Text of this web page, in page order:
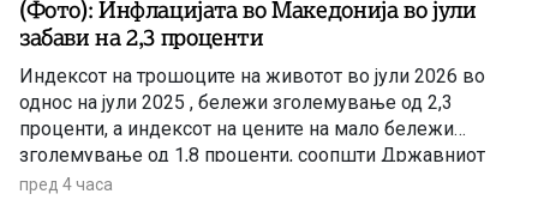
(Фото): Инфлацијата во Македонија во јули
забави на 2,3 проценти
Индексот на трошоците на животот во јули 2026 во
однос на јули 2025 , бележи зголемување од 2,3
проценти, а индексот на цените на мало бележи
зголемување од 1,8 проценти, соопшти Државниот
завод за статистика. Станува збор за благо забавување
пред 4 часа